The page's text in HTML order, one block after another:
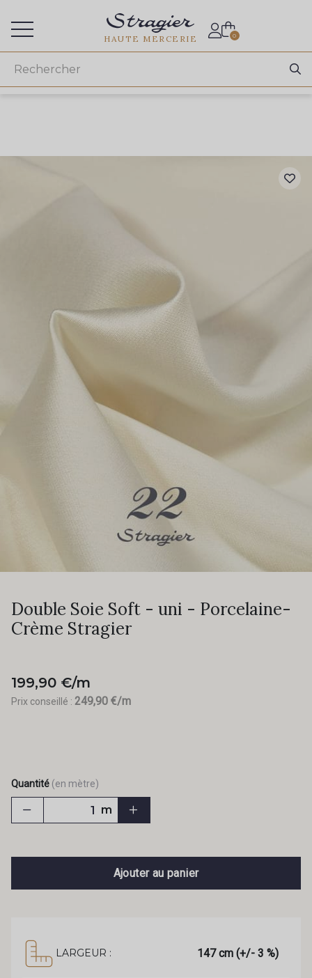
HAUTE MERCERIE 0
Double Soie Soft - uni - Porcelaine-
Crème Stragier
199,90 €/m
Prix conseillé : 249,90 €/m
Quantité (en mètre)
m
Ajouter au panier
LARGEUR : 147 cm (+/- 3 %)